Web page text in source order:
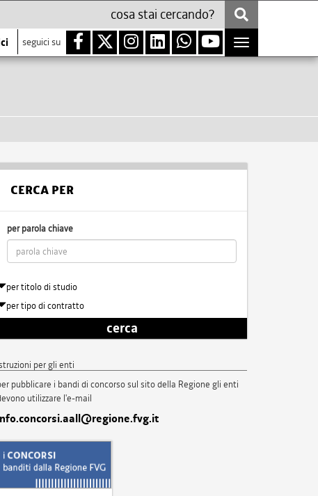
seguici su
Toggle
navigation
CERCA PER
per parola chiave
per titolo di studio
per tipo di contratto
cerca
per gli enti
pubblicare i bandi di concorso sul sito della Regione gli enti
utilizzare l'e-mail